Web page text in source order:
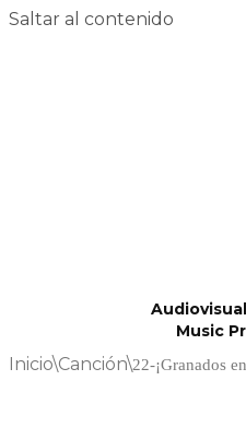
Saltar al contenido
Music
Inicio\Canción\22-¡Granados